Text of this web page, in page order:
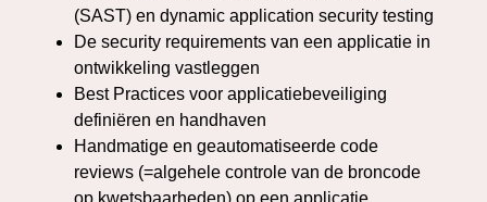
(SAST) en dynamic application security testing
De security requirements van een applicatie in
ontwikkeling vastleggen
Best Practices voor applicatiebeveiliging
definiëren en handhaven
Handmatige en geautomatiseerde code
reviews (=algehele controle van de broncode
op kwetsbaarheden) op een applicatie